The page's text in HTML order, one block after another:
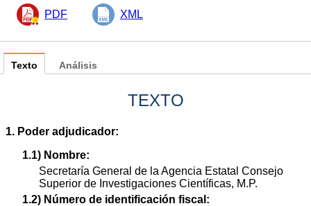
PDF XML
Texto
TEXTO
1. Poder adjudicador:
1.1) Nombre:
Secretaría General de la Agencia Estatal Consejo
Superior de Investigaciones Científicas, M.P.
1.2) Número de identificación fiscal:
Análisis